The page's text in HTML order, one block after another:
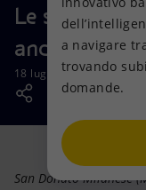
Mission e valori
Persone e
Net Zero
Modello
Diversificazione
Tecnologie per la
Collaborazioni
Attività nel
Casa
Imprese
Mobilità
Le stazioni
anche in
18 luglio 2022 - 11:50
San Donato Milanese
a navigare
trovando
domande.